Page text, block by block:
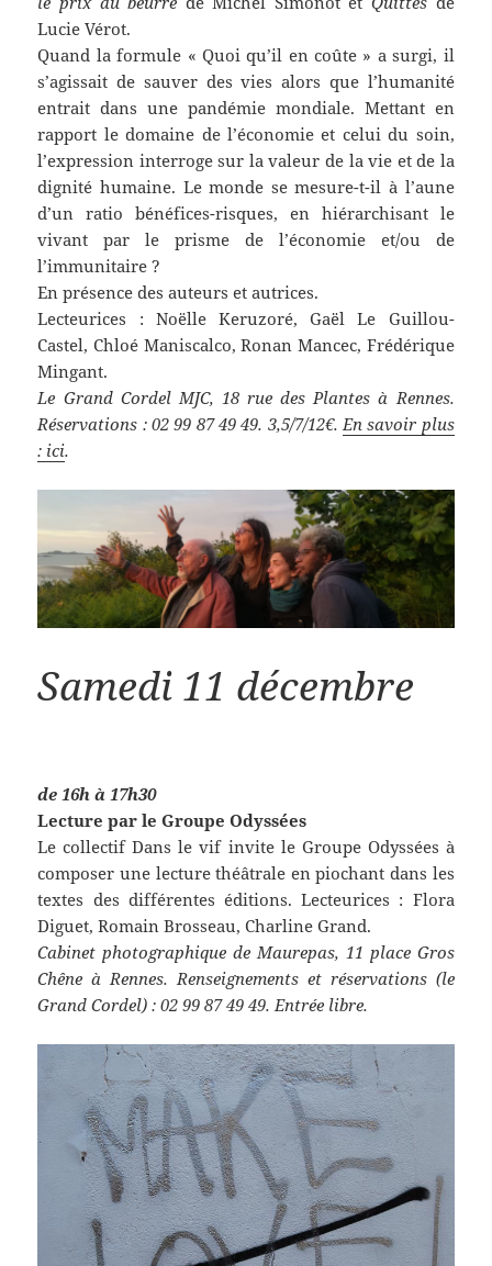
Lucie Vérot.
Quand la formule « Quoi qu’il en coûte » a surgi, il
s’agissait de sauver des vies alors que l’humanité
entrait dans une pandémie mondiale. Mettant en
rapport le domaine de l’économie et celui du soin,
l’expression interroge sur la valeur de la vie et de la
dignité humaine. Le monde se mesure-t-il à l’aune
d’un ratio bénéfices-risques, en hiérarchisant le
vivant par le prisme de l’économie et/ou de
l’immunitaire ?
En présence des auteurs et autrices.
Lecteurices : Noëlle Keruzoré, Gaël Le Guillou-
Castel, Chloé Maniscalco, Ronan Mancec, Frédérique
Mingant.
Le Grand Cordel MJC, 18 rue des Plantes à Rennes.
Réservations : 02 99 87 49 49. 3,5/7/12€.En savoir plus
: ici.
Samedi 11 décembre
de 16h à 17h30
Lecture par le Groupe Odyssées
Le collectif Dans le vif invite le Groupe Odyssées à
composer une lecture théâtrale en piochant dans les
textes des différentes éditions. Lecteurices : Flora
Diguet, Romain Brosseau, Charline Grand.
Cabinet photographique de Maurepas, 11 place Gros
Chêne à Rennes. Renseignements et réservations (le
Grand Cordel) : 02 99 87 49 49. Entrée libre.